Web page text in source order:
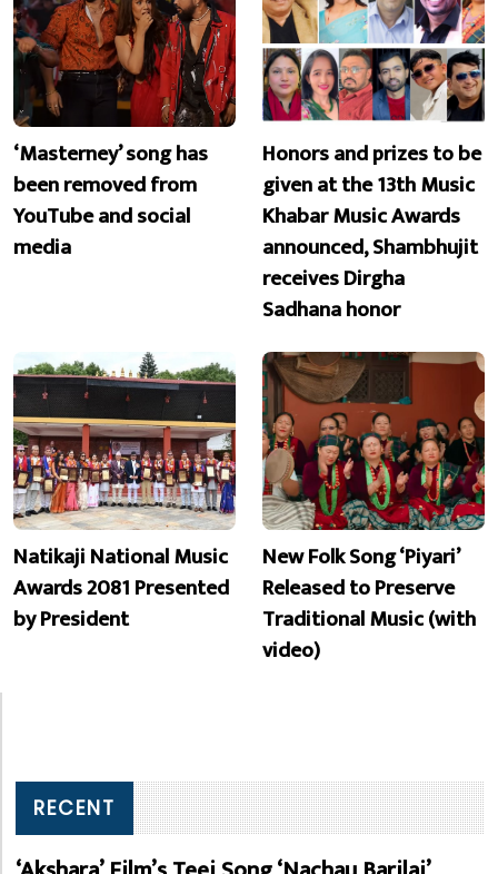
‘Masterney’ song has
been removed from
YouTube and social
media
Honors and prizes to be
given at the 13th Music
Khabar Music Awards
announced, Shambhujit
receives Dirgha
Sadhana honor
Natikaji National Music
Awards 2081 Presented
by President
New Folk Song ‘Piyari’
Released to Preserve
Traditional Music (with
video)
RECENT